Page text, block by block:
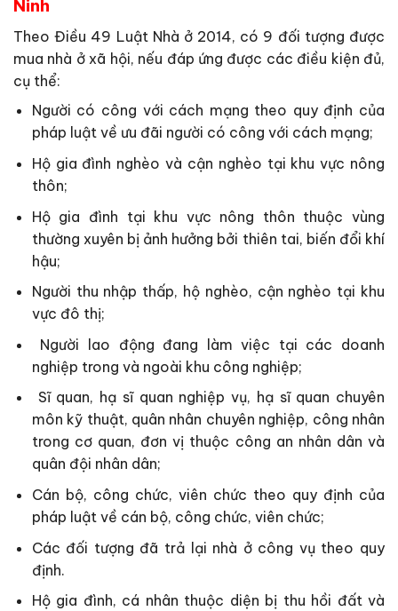
Ninh
Theo Điều 49 Luật Nhà ở 2014, có 9 đối tượng được
mua nhà ở xã hội, nếu đáp ứng được các điều kiện đủ,
cụ thể:
Người có công với cách mạng theo quy định của
pháp luật về ưu đãi người có công với cách mạng;
Hộ gia đình nghèo và cận nghèo tại khu vực nông
thôn;
Hộ gia đình tại khu vực nông thôn thuộc vùng
thường xuyên bị ảnh hưởng bởi thiên tai, biến đổi khí
hậu;
Người thu nhập thấp, hộ nghèo, cận nghèo tại khu
vực đô thị;
Người lao động đang làm việc tại các doanh
nghiệp trong và ngoài khu công nghiệp;
Sĩ quan, hạ sĩ quan nghiệp vụ, hạ sĩ quan chuyên
môn kỹ thuật, quân nhân chuyên nghiệp, công nhân
trong cơ quan, đơn vị thuộc công an nhân dân và
quân đội nhân dân;
Cán bộ, công chức, viên chức theo quy định của
pháp luật về cán bộ, công chức, viên chức;
Các đối tượng đã trả lại nhà ở công vụ theo quy
định.
Hộ gia đình, cá nhân thuộc diện bị thu hồi đất và